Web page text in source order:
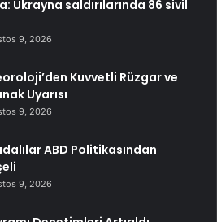
Ukrayna saldırılarında 86 sivil
9, 2026
Kuvvetli Rüzgar ve
Uyarısı
9, 2026
ABD Politikasından
9, 2026